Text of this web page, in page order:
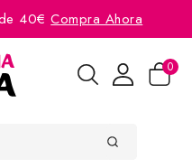
de 40€Compra Ahora
0